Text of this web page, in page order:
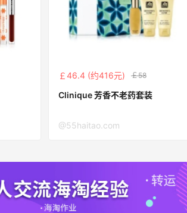
￡46.4 (约416元) ￡58
Clinique 芳香不老药套装
@55haitao.com